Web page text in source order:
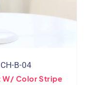
B-04
W/ Color Stripe